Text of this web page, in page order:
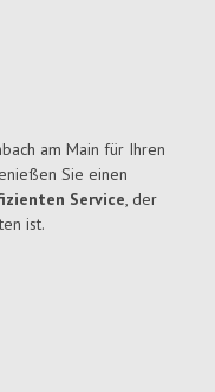
am Main für Ihren
Sie einen
Service, der
ist.